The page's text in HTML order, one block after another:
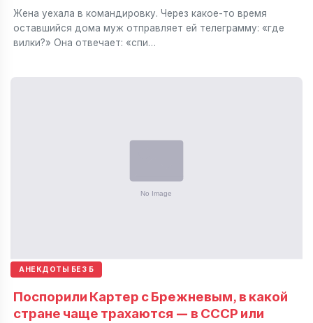
Жена уехала в командировку. Через какое-то время
оставшийся дома муж отправляет ей телеграмму: «где
вилки?» Она отвечает: «спи…
АНЕКДОТЫ БЕЗ Б
Поспорили Картер с Брежневым, в какой
стране чаще трахаются — в СССР или